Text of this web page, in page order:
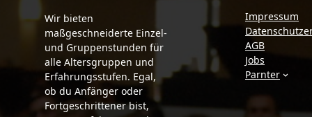
Wir bieten
maßgeschneiderte Einzel-
und Gruppenstunden für
alle Altersgruppen und
Erfahrungsstufen. Egal,
ob du Anfänger oder
Fortgeschrittener bist,
Impressum
AGB
Jobs
Parnter